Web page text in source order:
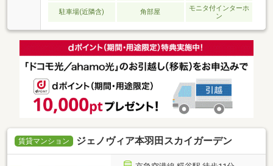
駐車場(近隣含) 角部屋
モニタ付インターホ
ン
賃貸マンション ジェノヴィア本羽田スカイガーデン